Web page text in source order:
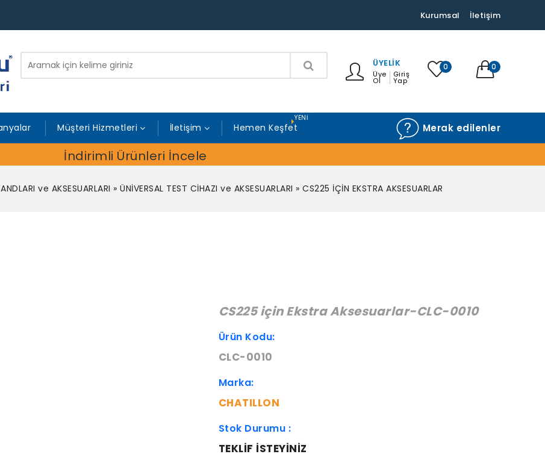
Kurumsal İletişim
ÜYELIK
Üye
Ol
Giriş
Yap
0 0
Müşteri Hizmetleri İletişim Hemen Keşfet
YENI
Merak edilenler
İndirimli Ürünleri İncele
ve AKSESUARLARI » ÜNİVERSAL TEST CİHAZI ve AKSESUARLARI » CS225 İÇİN EKSTRA AKSESUARLAR
CS225 için Ekstra Aksesuarlar-CLC-0010
Ürün Kodu:
CLC-0010
Marka:
CHATILLON
Stok Durumu :
TEKLIF ISTEYINIZ